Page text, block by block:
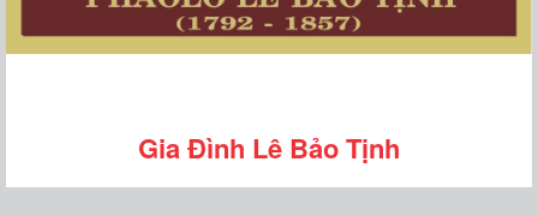
Gia Đình Lê Bảo Tịnh